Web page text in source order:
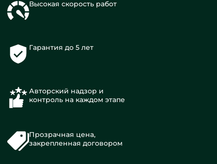
Высокая скорость работ
Гарантия до 5 лет
Авторский надзор и
контроль на каждом этапе
Прозрачная цена,
закрепленная договором